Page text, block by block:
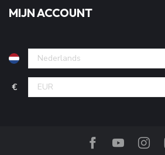
MIJN ACCOUNT
€